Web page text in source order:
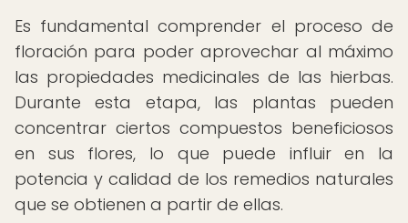
Es fundamental comprender el proceso de
floración para poder aprovechar al máximo
las propiedades medicinales de las hierbas.
Durante esta etapa, las plantas pueden
concentrar ciertos compuestos beneficiosos
en sus flores, lo que puede influir en la
potencia y calidad de los remedios naturales
que se obtienen a partir de ellas.